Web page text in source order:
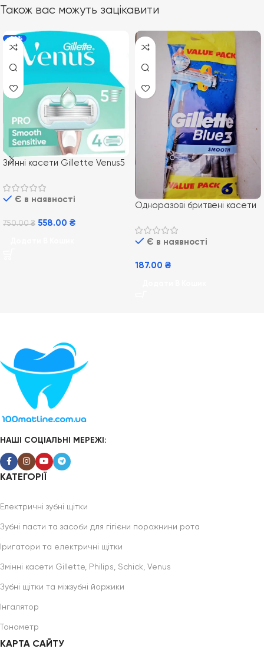
Також вас можуть зацікавити
-26%
Змінні касети Gillette Venus5
Є в наявності
750.00₴ 558.00 ₴
Одноразові бритвені касети
Є в наявності
187.00 ₴
НАШІ СОЦІАЛЬНІ МЕРЕЖІ:
КАТЕГОРІЇ
Електричні зубні щітки
Зубні пасти та засоби для гігієни порожнини рота
Іригатори та електричні щітки
Змінні касети Gillette, Philips, Schick, Venus
Зубні щітки та міжзубні йоржики
Інгалятор
Тонометр
КАРТА САЙТУ